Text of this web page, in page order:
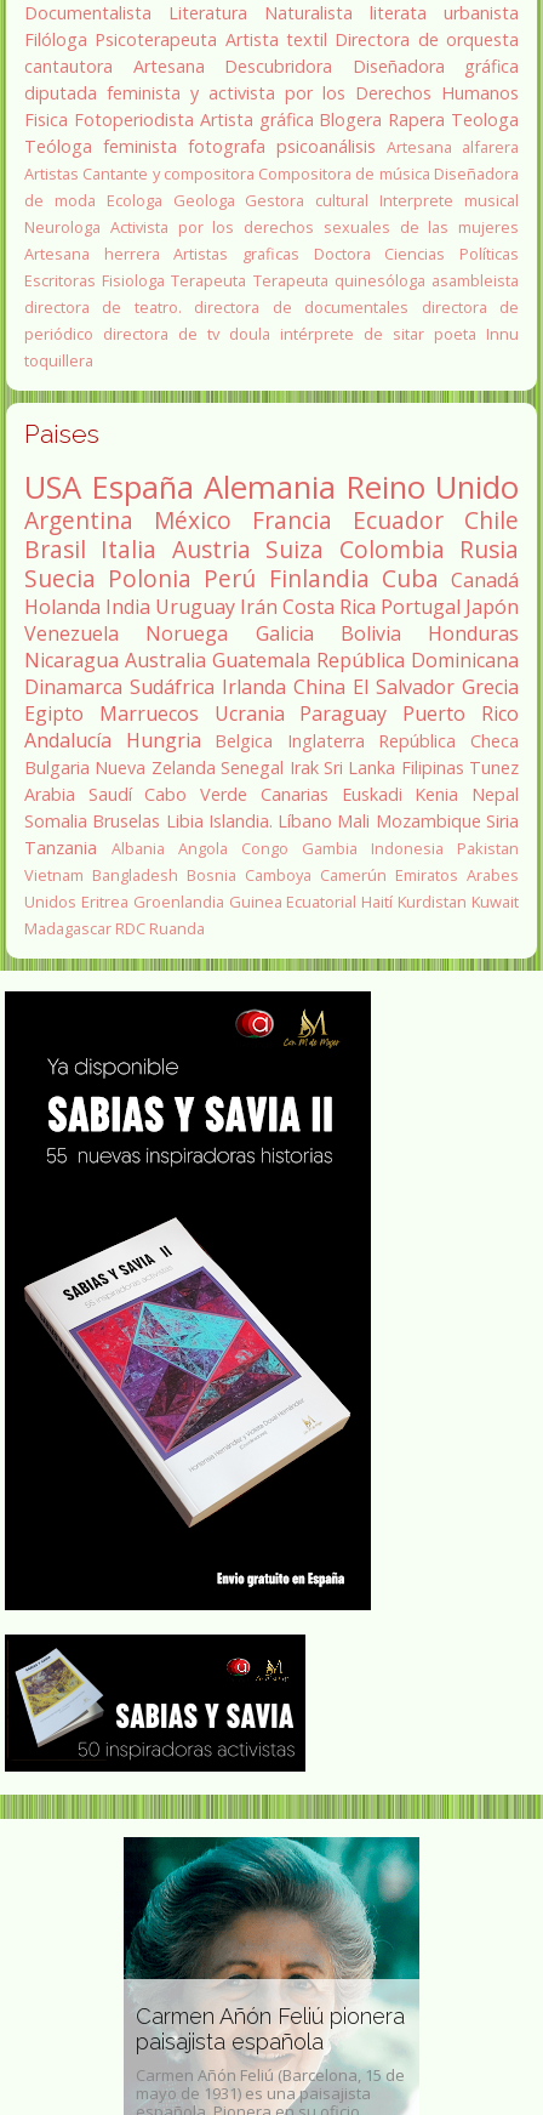
Documentalista
Literatura Naturalista literata
urbanista
Filóloga Psicoterapeuta Artista textil Directora de orquesta
cantautora
Artesana Descubridora
Diseñadora gráfica
diputada feminista y activista por los Derechos Humanos
Fisica Fotoperiodista Artista gráfica Blogera Rapera Teologa
Teóloga feminista fotografa psicoanálisis Artesana alfarera
Artistas Cantante y compositora Compositora de música Diseñadora
de moda
Ecologa Geologa Gestora cultural
Interprete musical
Neurologa Activista por los derechos sexuales de las mujeres
Artesana herrera
Artistas graficas
Doctora Ciencias Políticas
Escritoras Fisiologa Terapeuta Terapeuta quinesóloga asambleista
directora de teatro.
directora de documentales
directora de
periódico directora de tv doula intérprete de sitar poeta Innu
toquillera
Paises
USA España Alemania Reino Unido
Argentina México Francia Ecuador
Chile
Brasil Italia Austria Suiza Colombia Rusia
Suecia Polonia Perú Finlandia Cuba Canadá
Holanda India Uruguay Irán Costa Rica Portugal Japón
Venezuela
Noruega Galicia Bolivia
Honduras
Nicaragua Australia Guatemala República Dominicana
Dinamarca Sudáfrica Irlanda China El Salvador Grecia
Egipto
Marruecos Ucrania Paraguay
Puerto Rico
Andalucía
Hungria Belgica Inglaterra
República Checa
Bulgaria Nueva Zelanda Senegal Irak Sri Lanka Filipinas Tunez
Arabia Saudí Cabo Verde Canarias Euskadi Kenia
Nepal
Somalia Bruselas Libia Islandia. Líbano Mali Mozambique Siria
Tanzania
Albania Angola Congo Gambia Indonesia
Pakistan
Vietnam Bangladesh Bosnia Camboya Camerún Emiratos Arabes
Unidos Eritrea Groenlandia Guinea Ecuatorial Haití Kurdistan Kuwait
Madagascar RDC Ruanda
Carmen Añón Feliú pionera
paisajista española
Carmen Añón Feliú (Barcelona, 15 de
mayo de 1931) es una paisajista